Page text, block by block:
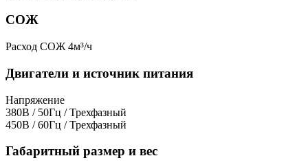
СОЖ
Расход СОЖ 4м³/ч
Двигатели и источник питания
Напряжение
380В / 50Гц / Трехфазный
450В / 60Гц / Трехфазный
Габаритный размер и вес